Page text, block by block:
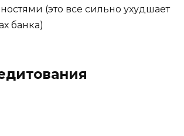
(это все сильно ухудшает
банка)